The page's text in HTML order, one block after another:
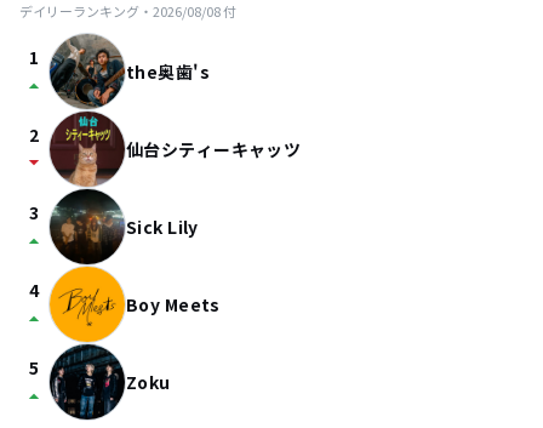
デイリーランキング・ 2026/08/08付
1
arrow_drop_up the奥歯's
2
arrow_drop_down 仙台シティーキャッツ
3
arrow_drop_up Sick Lily
4
arrow_drop_up Boy Meets
5
arrow_drop_up Zoku